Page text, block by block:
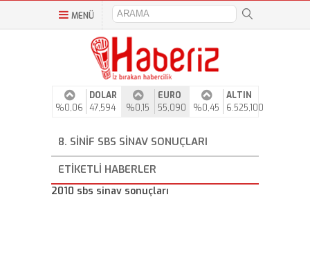
MENÜ
%0,06
DOLAR
47,594
%0,15
EURO
55,090
%0,45
ALTIN
6.525,100
8. SINIF SBS SINAV SONUÇLARI
ETIKETLI HABERLER
2010 sbs sinav sonuçları